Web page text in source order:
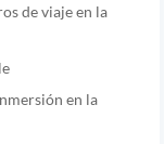
de viaje en la
en la